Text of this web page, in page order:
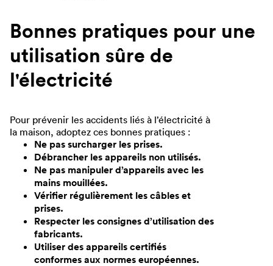
Bonnes pratiques pour une
utilisation sûre de
l'électricité
Pour prévenir les accidents liés à l’électricité à
la maison, adoptez ces bonnes pratiques :
Ne pas surcharger les prises.
Débrancher les appareils non utilisés.
Ne pas manipuler d’appareils avec les
mains mouillées.
Vérifier régulièrement les câbles et
prises.
Respecter les consignes d’utilisation des
fabricants.
Utiliser des appareils certifiés
conformes aux normes européennes.